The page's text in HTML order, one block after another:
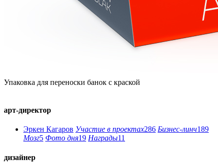
Упаковка для переноски банок с краской
арт-директор
Эркен Кагаров Участие в проектах286 Бизнес-линч189
Мозг5 Фото дня19 Награды11
дизайнер